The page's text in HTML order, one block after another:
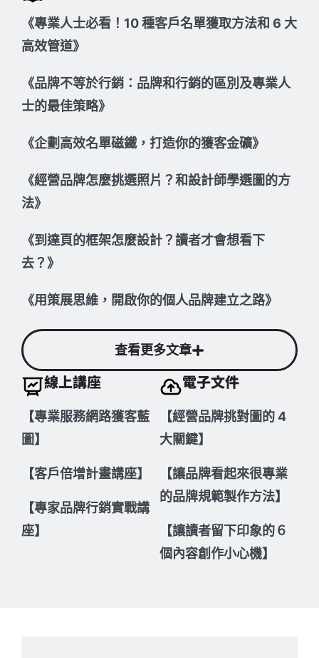
《專業人士必看！10 種客戶名單獲取方法和 6 大
高效管道》
《品牌不等於行銷：品牌和行銷的區別及專業人
士的最佳策略》
《企劃高效名單磁鐵，打造你的獲客金礦》
《經營品牌怎麼挑選照片？和設計師學選圖的方
法》
《到達頁的框架怎麼設計？讀者才會想看下
去？》
《用策展思維，開啟你的個人品牌建立之路》
查看更多文章
線上講座
【專業服務網路獲客藍
圖】
【客戶倍增計畫講座】
【專家品牌行銷實戰講
座】
電子文件
【經營品牌挑對圖的 4
大關鍵】
【讓品牌看起來很專業
的品牌規範製作方法】
【讓讀者留下印象的６
個內容創作小心機】